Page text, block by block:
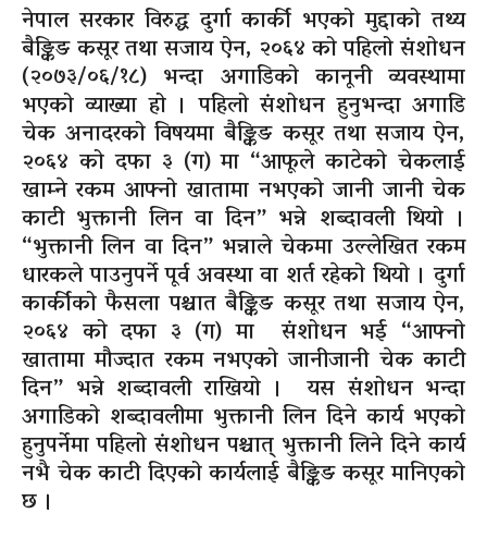
नेपाल सरकार विरुद्ध दुर्गा कार्की भएको मुद्दाको तथ्य
बैङ्किङ कसूर तथा सजाय ऐन, २०६४ को पहिलो संशोधन
(२०७३/०६/१८) भन्दा अगाडिको कानूनी व्यवस्थामा
भएको व्याख्या हो । पहिलो संशोधन हुनुभन्दा अगाडि
चेक अनादरको विषयमा बैङ्किङ कसूर तथा सजाय ऐन,
२०६४ को दफा ३ (ग)मा “आफूले काटेको चेकलाई
खाम्ने रकम आफ्नो खातामा नभएको जानी जानी चेक
काटी भुक्तानी लिन वा दिन” भन्ने शब्दावली थियो ।
“भुक्तानी लिन वा दिन” भन्नाले चेकमा उल्लेखित रकम
धारकलेपाउनुपर्ने पूर्व अवस्था वा शर्त रहेको थियो । दुर्गा
कार्कीको फैसला पश्चात बैङ्किङ कसूर तथा सजाय ऐन,
२०६४ को दफा ३ (ग) मा संशोधन भई “आफ्नो
खातामा मौज्दात रकम नभएको जानीजानी चेक काटी
दिन” भन्ने शब्दावली राखियो । यस संशोधन भन्दा
अगाडिको शब्दावलीमा भुक्तानी लिन दिने कार्य भएको
हुनुपर्नेमा पहिलो संशोधन पश्चात् भुक्तानी लिने दिने कार्य
नभै चेक काटी दिएको कार्यलाई बैङ्किङ कसूर मानिएको
छ ।